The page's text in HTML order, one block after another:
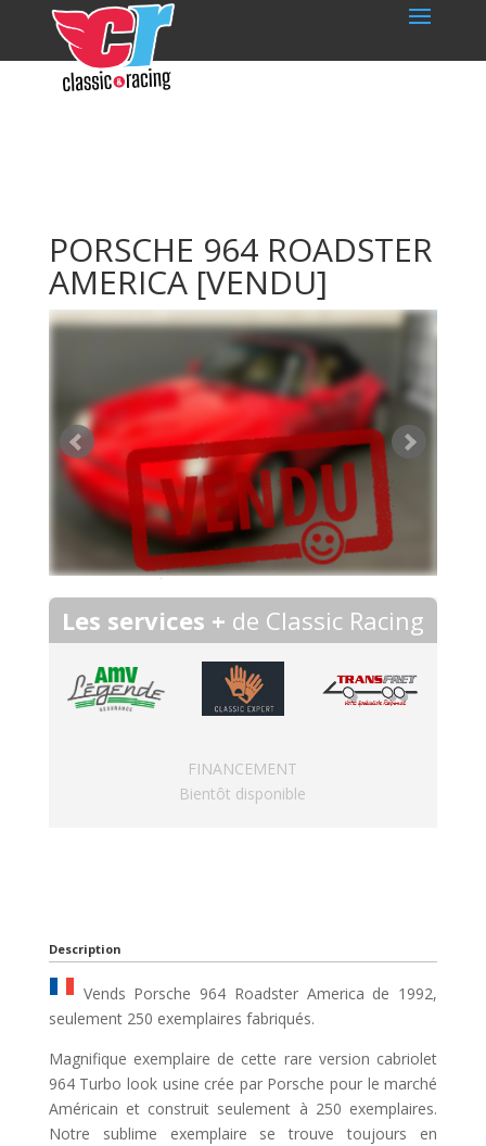
PORSCHE 964 ROADSTER
AMERICA [VENDU]
Les services + de Classic Racing
FINANCEMENT
Bientôt disponible
Description
Vends Porsche 964 Roadster America de 1992,
seulement 250 exemplaires fabriqués.
Magnifique exemplaire de cette rare version cabriolet
964 Turbo look usine crée par Porsche pour le marché
Américain et construit seulement à 250 exemplaires.
Notre sublime exemplaire se trouve toujours en